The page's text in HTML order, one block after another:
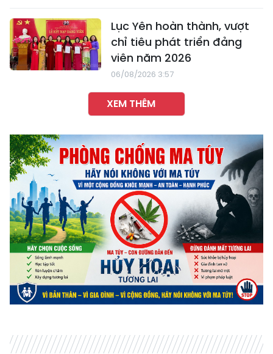
Lục Yên hoàn thành, vượt
chỉ tiêu phát triển đảng
viên năm 2026
06/08/2026 3:57
XEM THÊM